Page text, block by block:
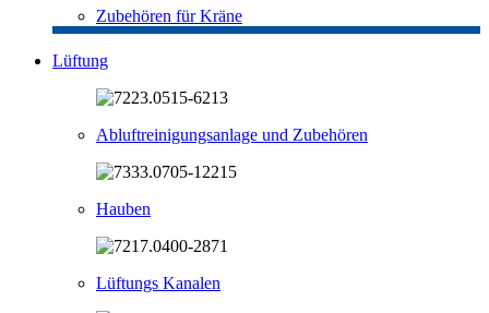
Zubehören für Kräne
Lüftung
Abluftreinigungsanlage und Zubehören
Hauben
Lüftungs Kanalen